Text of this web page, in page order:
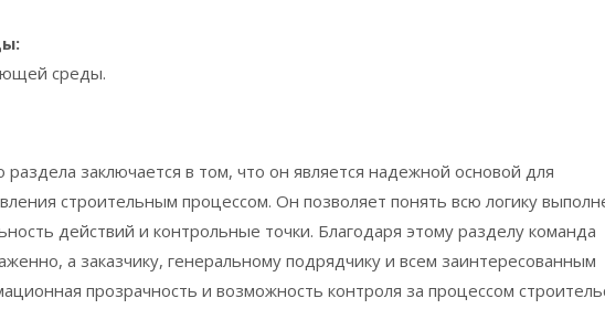
среды.
заключается в том, что он является надежной основой для
строительным процессом. Он позволяет понять всю логику
действий и контрольные точки. Благодаря этому разделу команда
а заказчику, генеральному подрядчику и всем заинтересованным
прозрачность и возможность контроля за процессом